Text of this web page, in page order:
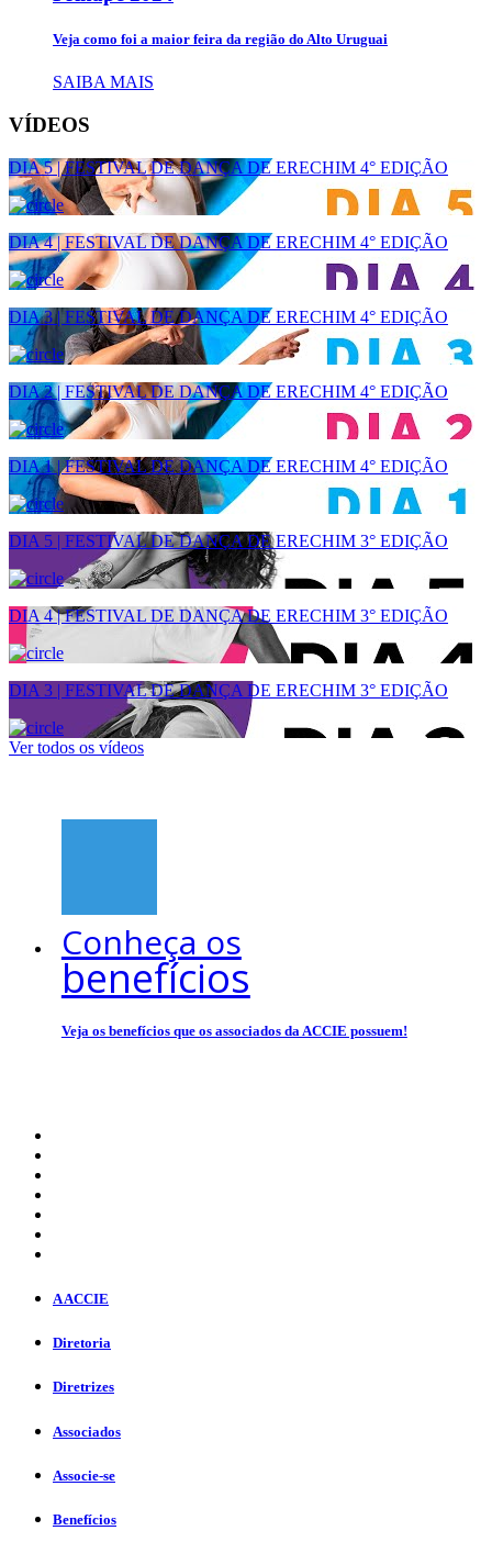
Veja como foi a maior feira da região do Alto Uruguai
SAIBA MAIS
VÍDEOS
DIA 5 | FESTIVAL DE DANÇA DE ERECHIM 4° EDIÇÃO
DIA 4 | FESTIVAL DE DANÇA DE ERECHIM 4° EDIÇÃO
DIA 3 | FESTIVAL DE DANÇA DE ERECHIM 4° EDIÇÃO
DIA 2 | FESTIVAL DE DANÇA DE ERECHIM 4° EDIÇÃO
DIA 1 | FESTIVAL DE DANÇA DE ERECHIM 4° EDIÇÃO
DIA 5 | FESTIVAL DE DANÇA DE ERECHIM 3° EDIÇÃO
DIA 4 | FESTIVAL DE DANÇA DE ERECHIM 3° EDIÇÃO
DIA 3 | FESTIVAL DE DANÇA DE ERECHIM 3° EDIÇÃO
Ver todos os vídeos
Conheça os
benefícios
Veja os benefícios que os associados da ACCIE possuem!
A ACCIE
Diretoria
Diretrizes
Associados
Associe-se
Benefícios